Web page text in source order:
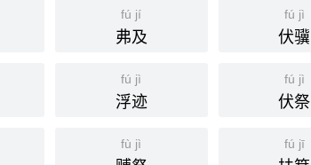
fú jí
弗及
fú jì
伏骥
fú jì
浮迹
fú jì
伏祭
fù jì fú jī